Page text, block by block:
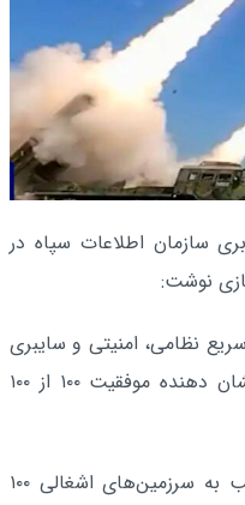
سازمان اطلاعات سپاه در
نوشت:
نظامی، امنیتی و سایبری
دیشب به سرزمین‌های اشغالی و نشان دهنده موفقیت ۱۰۰ از ۱۰۰
سازمان اطلاعات سپاه: ضربات دیشب به سرزمین‌های اشغالی ۱۰۰